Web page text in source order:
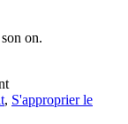
on.
, S'approprier le